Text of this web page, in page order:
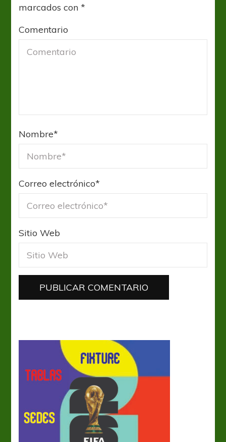
marcados con*
Comentario
Nombre*
Correo electrónico*
Sitio Web